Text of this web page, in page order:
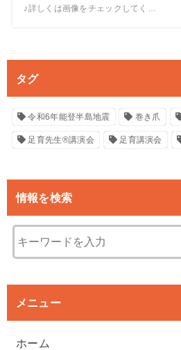
♪詳しくは画像をチェックしてく…
タグ
令和6年能登半島地震 巻き爪
足育先生®講演会 足育講演会
情報を検索
メニュー
ホーム